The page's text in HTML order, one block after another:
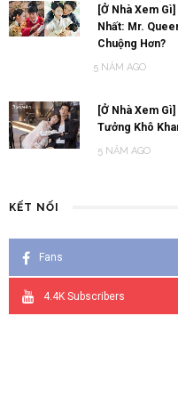
[Ở Nhà Xem
Nhất: Mr.
Chuộng Hơn?
5 NĂM AGO
[Ở Nhà Xem
Tưởng Khô
5 NĂM AGO
KẾT NỐI
Fans
4.4K Subscribers